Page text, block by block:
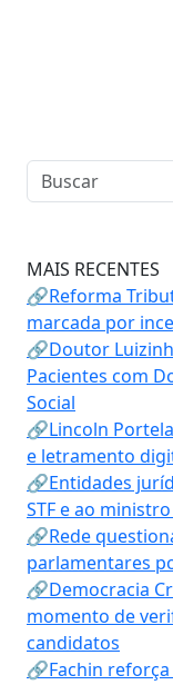
MAIS RECENTES
🔗Reforma
marcada por
🔗Doutor
Pacientes com
Social
🔗Lincoln
e letramento
🔗Entidades
STF e ao
🔗Rede
parlamentares
🔗Democracia
momento de
candidatos
🔗Fachin